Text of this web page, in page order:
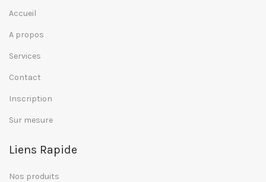
Accueil
A propos
Services
Contact
Inscription
Sur mesure
Liens Rapide
Nos produits